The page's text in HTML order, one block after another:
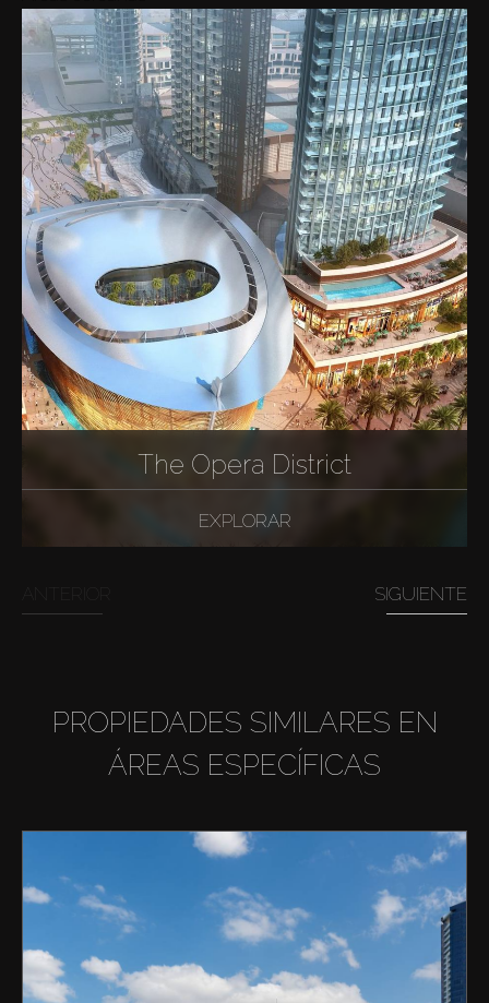
The Opera District
EXPLORAR
SIGUIENTE
PROPIEDADES SIMILARES EN
ÁREAS ESPECÍFICAS